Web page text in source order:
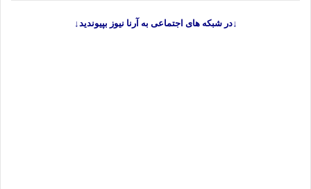
↓در شبکه های اجتماعی به آرنا نیوز بپیوندید↓